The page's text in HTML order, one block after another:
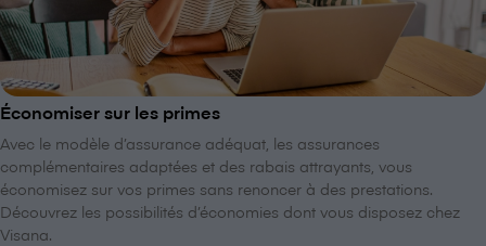
Économiser sur les primes
Avec le modèle d’assurance adéquat, les assurances
complémentaires adaptées et des rabais attrayants, vous
économisez sur vos primes sans renoncer à des prestations.
Découvrez les possibilités d’économies dont vous disposez chez
V⁠i⁠s⁠a⁠n⁠a.